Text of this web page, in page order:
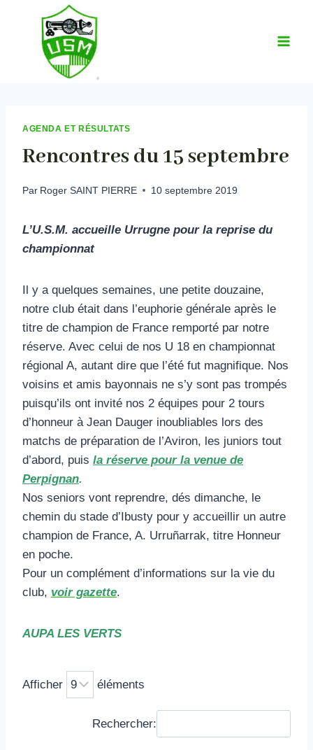
AGENDA ET RÉSULTATS
Rencontres du 15 septembre
Par Roger SAINT PIERRE 10 septembre 2019
L’U.S.M. accueille Urrugne pour la reprise du
championnat
Il y a quelques semaines, une petite douzaine,
notre club était dans l’euphorie générale après le
titre de champion de France remporté par notre
réserve. Avec celui de nos U 18 en championnat
régional A, autant dire que l’été fut magnifique. Nos
voisins et amis bayonnais ne s’y sont pas trompés
puisqu’ils ont invité nos 2 équipes pour 2 tours
d’honneur à Jean Dauger inoubliables lors des
matchs de préparation de l’Aviron, les juniors tout
d’abord, puis la réserve pour la venue de
Perpignan.
Nos seniors vont reprendre, dés dimanche, le
chemin du stade d’Ibusty pour y accueillir un autre
champion de France, A. Urruñarrak, titre Honneur
en poche.
Pour un complément d’informations sur la vie du
club, voir gazette.
AUPA LES VERTS
Afficher éléments
Rechercher: